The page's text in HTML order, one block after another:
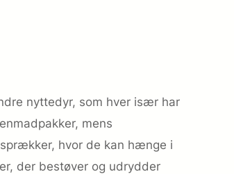
nyttedyr, som hver især har
mens
hvor de kan hænge i
der bestøver og udrydder